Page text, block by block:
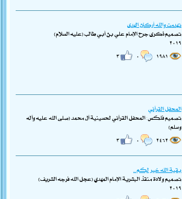
تهدمت والله أركان الهدى
تصميم ذكرى جرح الإمام علي بن أبي طالب (عليه السلام)
٢٠١٩
المحفل القرآني
تصميم فلكس: المحفل القرآني لحسينية آل محمد (صلى الله عليه وآله
وسلم)
بقية الله خير لكم...
تصميم ولادة منقذ البشرية الإمام المهدي (عجّل الله فرجه الشريف)
٢٠١٩